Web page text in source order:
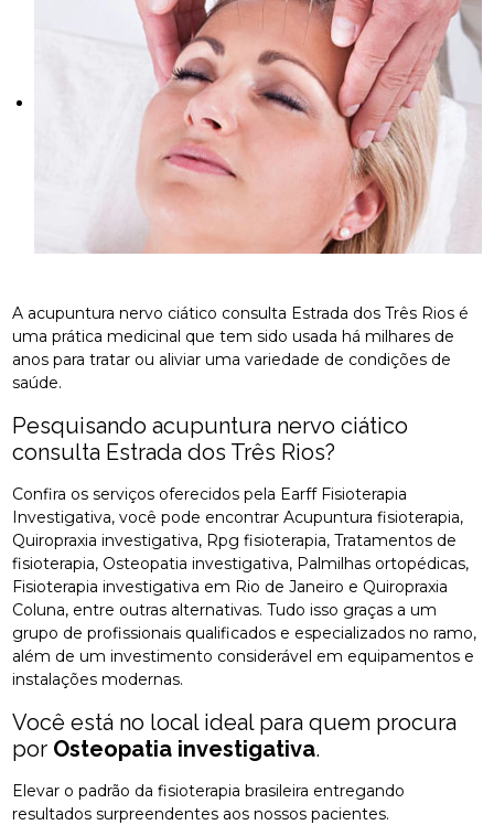
A acupuntura nervo ciático consulta Estrada dos Três Rios é
uma prática medicinal que tem sido usada há milhares de
anos para tratar ou aliviar uma variedade de condições de
saúde.
Pesquisando acupuntura nervo ciático
consulta Estrada dos Três Rios?
Confira os serviços oferecidos pela Earff Fisioterapia
Investigativa, você pode encontrar Acupuntura fisioterapia,
Quiropraxia investigativa, Rpg fisioterapia, Tratamentos de
fisioterapia, Osteopatia investigativa, Palmilhas ortopédicas,
Fisioterapia investigativa em Rio de Janeiro e Quiropraxia
Coluna, entre outras alternativas. Tudo isso graças a um
grupo de profissionais qualificados e especializados no ramo,
além de um investimento considerável em equipamentos e
instalações modernas.
Você está no local ideal para quem procura
por Osteopatia investigativa.
Elevar o padrão da fisioterapia brasileira entregando
resultados surpreendentes aos nossos pacientes.